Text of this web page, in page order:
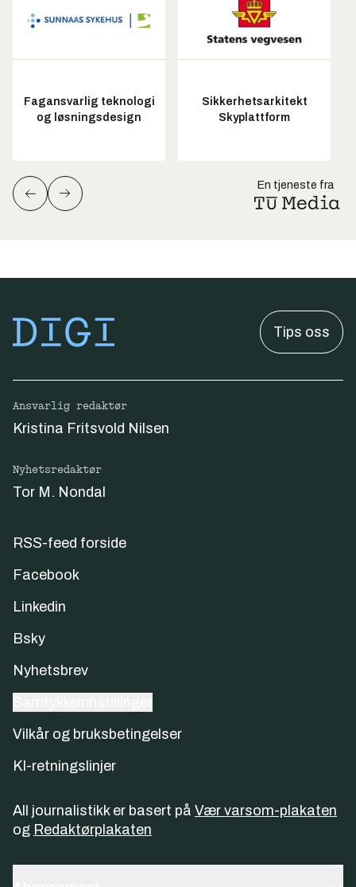
Fagansvarlig teknologi
og løsningsdesign
Sikkerhetsarkitekt
Skyplattform
En tjeneste fra
Tips oss
Ansvarlig redaktør
Kristina Fritsvold Nilsen
Nyhetsredaktør
Tor M. Nondal
RSS-feed forside
Facebook
Linkedin
Bsky
Nyhetsbrev
Vilkår og bruksbetingelser
KI-retningslinjer
All journalistikk er basert på Vær varsom-plakaten
og Redaktørplakaten